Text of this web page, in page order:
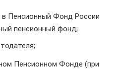
в Пенсионный Фонд России
пенсионный фонд;
Пенсионном Фонде (при